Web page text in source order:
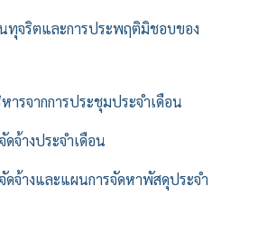
นทุจริตและการประพฤติมิชอบของ
ารจากการประชุมประจำเดือน
จ้างประจำเดือน
ดจ้างและแผนการจัดหาพัสดุประจำ